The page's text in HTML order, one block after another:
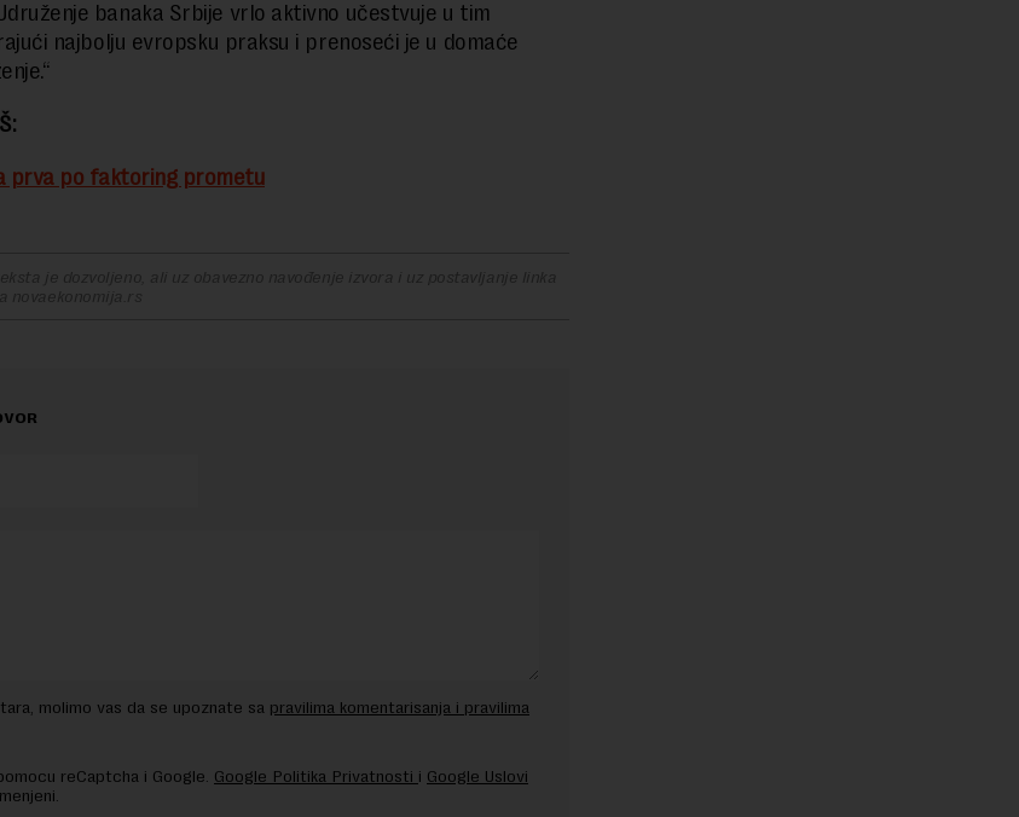
banaka Srbije vrlo aktivno učestvuje u tim
najbolju evropsku praksu i prenoseći je u domaće
prva po faktoring prometu
je dozvoljeno, ali uz obavezno navođenje izvora i uz postavljanje linka
novaekonomija.rs
molimo vas da se upoznate sa pravilima komentarisanja i pravilima
reCaptcha i Google. Google Politika Privatnosti i Google Uslovi